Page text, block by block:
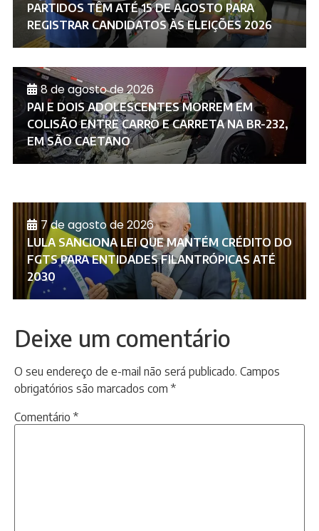
PARTIDOS TÊM ATÉ 15 DE AGOSTO PARA
REGISTRAR CANDIDATOS ÀS ELEIÇÕES 2026
8 de agosto de 2026
PAI E DOIS ADOLESCENTES MORREM EM
COLISÃO ENTRE CARRO E CARRETA NA BR-232,
EM SÃO CAETANO
7 de agosto de 2026
LULA SANCIONA LEI QUE MANTÉM CRÉDITO DO
FGTS PARA ENTIDADES FILANTRÓPICAS ATÉ
2030
Deixe um comentário
O seu endereço de e-mail não será publicado. Campos
obrigatórios são marcados com *
Comentário *